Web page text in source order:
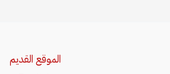
الموقع القديم